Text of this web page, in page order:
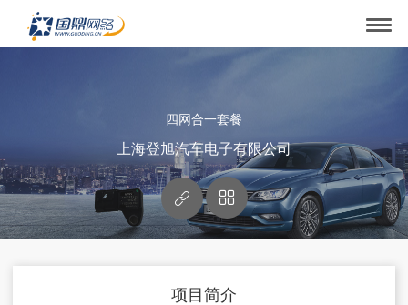
四网合一套餐
上海登旭汽车电子有限公司
 
项目简介